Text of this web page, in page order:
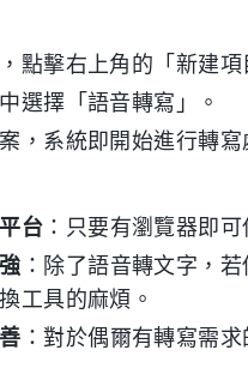
點擊右上角的「新建項
選擇「語音轉寫」。
，系統即開始進行轉寫
台 ：只要有瀏覽器即
：除了語音轉文字，
工具的麻煩。
：對於偶爾有轉寫需